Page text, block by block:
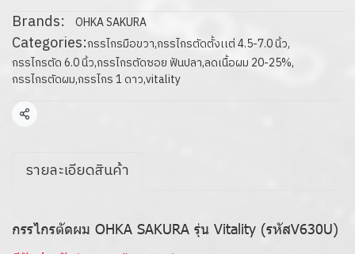
Brands:
OHKA SAKURA
Categories:กรรไกรมือขวา,กรรไกรตัดตั้งเเต่ 4.5-7.0 นิ้ว,
กรรไกรตัด 6.0 นิ้ว,กรรไกรตัดซอย ฟันปลา,ลดเนื้อผม 20-25%,
กรรไกรตัดผม,กรรไกร 1 ดาว,vitality
Share
รายละเอียดสินค้า
กรรไกรตัดผม OHKA SAKURA รุ่น Vitality (รหัสV630U)